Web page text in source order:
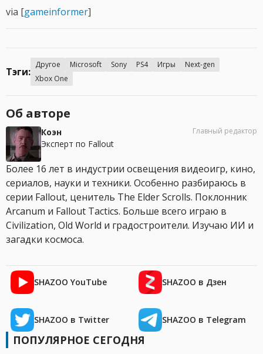
via [gameinformer]
Тэги:
Другое Microsoft Sony PS4 Игры
Next-gen
Xbox One
Об авторе
Коэн
Эксперт по Fallout
Главный редактор
Более 16 лет в индустрии освещения видеоигр, кино,
сериалов, науки и техники. Особенно разбираюсь в
серии Fallout, ценитель The Elder Scrolls. Поклонник
Arcanum и Fallout Tactics. Больше всего играю в
Civilization, Old World и градостроители. Изучаю ИИ и
загадки космоса.
SHAZOO YouTube SHAZOO в Дзен
SHAZOO в Twitter SHAZOO в Telegram
ПОПУЛЯРНОЕ СЕГОДНЯ